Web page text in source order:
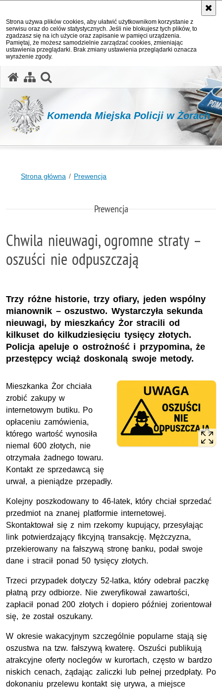
Strona używa plików cookies, aby ułatwić użytkownikom korzystanie z
serwisu oraz do celów statystycznych. Jeśli nie blokujesz tych plików, to
zgadzasz się na ich użycie oraz zapisanie w pamięci urządzenia.
Pamiętaj, że możesz samodzielnie zarządzać cookies, zmieniając
ustawienia przeglądarki. Brak zmiany ustawienia przeglądarki oznacza
wyrażenie zgody.
Komenda Miejska Policji w Żorach
Strona główna Prewencja
Prewencja
Chwila nieuwagi, ogromne straty –
oszuści nie odpuszczają
Trzy różne historie, trzy ofiary, jeden wspólny
mianownik – oszustwo. Wystarczyła sekunda
nieuwagi, by mieszkańcy Żor stracili od
kilkuset do kilkudziesięciu tysięcy złotych.
Policja apeluje o ostrożność i przypomina, że
przestępcy wciąż doskonalą swoje metody.
Mieszkanka Żor chciała
zrobić zakupy w
internetowym butiku. Po
opłaceniu zamówienia,
którego wartość wynosiła
niemal 600 złotych, nie
otrzymała żadnego towaru.
Kontakt ze sprzedawcą się
urwał, a pieniądze przepadły.
Kolejny poszkodowany to 46-latek, który chciał sprzedać
przedmiot na znanej platformie internetowej.
Skontaktował się z nim rzekomy kupujący, przesyłając
link potwierdzający fikcyjną transakcję. Mężczyzna,
przekierowany na fałszywą stronę banku, podał swoje
dane i stracił ponad 50 tysięcy złotych.
Trzeci przypadek dotyczy 52-latka, który odebrał paczkę
płatną przy odbiorze. Nie zweryfikował zawartości,
zapłacił ponad 200 złotych i dopiero później zorientował
się, że został oszukany.
W okresie wakacyjnym szczególnie popularne stają się
oszustwa natzw. fałszywą kwaterę. Oszuści publikują
atrakcyjne oferty noclegów w kurortach, często w bardzo
niskich cenach, żądając zaliczki lub pełnej przedpłaty. Po
dokonaniu przelewu kontakt się urywa, a miejsce